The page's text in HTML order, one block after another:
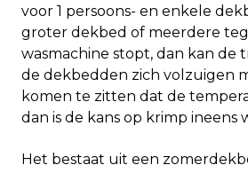
voor 1 persoons- en enkele
groter dekbed of meerdere
wasmachine stopt, dan kan de
de dekbedden zich volzuigen
komen te zitten dat de
dan is de kans op krimp ineens
Het bestaat uit een